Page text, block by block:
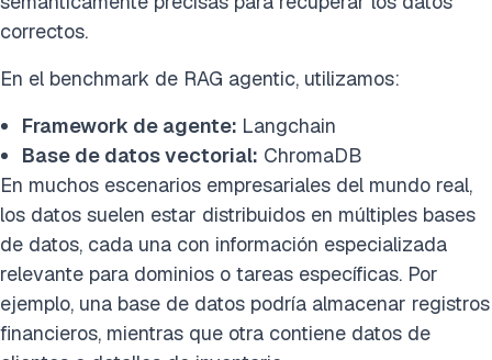
correctos.
En el benchmark de RAG agentic, utilizamos:
Framework de agente: Langchain
Base de datos vectorial: ChromaDB
En muchos escenarios empresariales del mundo real,
los datos suelen estar distribuidos en múltiples bases
de datos, cada una con información especializada
relevante para dominios o tareas específicas. Por
ejemplo, una base de datos podría almacenar registros
financieros, mientras que otra contiene datos de